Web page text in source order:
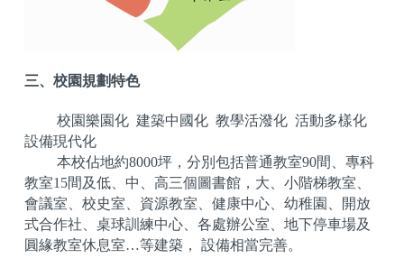
三、校園規劃特色
校園樂園化 建築中國化 教學活潑化 活動多樣化
設備現代化
本校佔地約8000坪，分別包括普通教室90間、專科
教室15間及低、中、高三個圖書館，大、小階梯教室、
會議室、校史室、資源教室、健康中心、幼稚園、開放
式合作社、桌球訓練中心、各處辦公室、地下停車場及
圓緣教室休息室…等建築， 設備相當完善。